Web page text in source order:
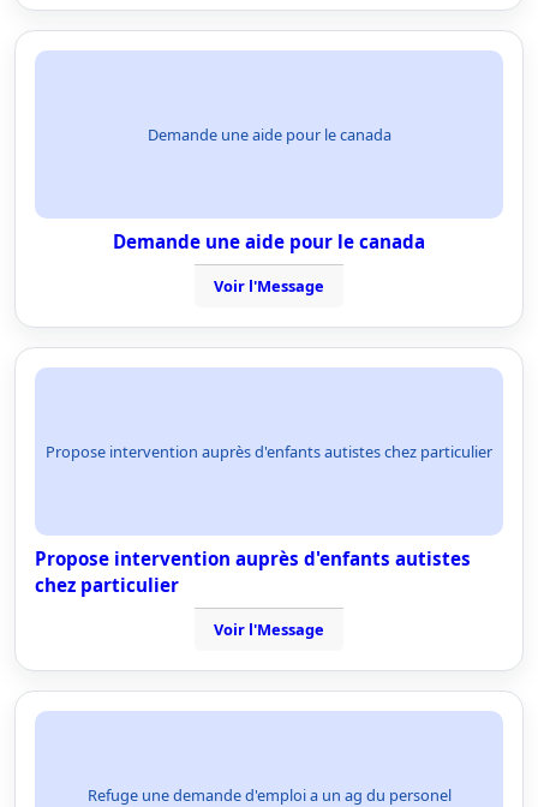
Demande une aide pour le canada
Demande une aide pour le canada
Voir l'Message
Propose intervention auprès d'enfants autistes chez particulier
Propose intervention auprès d'enfants autistes
chez particulier
Voir l'Message
Refuge une demande d'emploi a un ag du personel